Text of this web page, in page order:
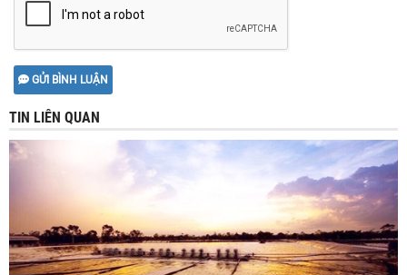
GỬI BÌNH LUẬN
TIN LIÊN QUAN